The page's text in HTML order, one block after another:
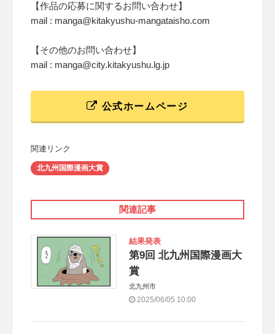
【作品の応募に関するお問い合わせ】
mail : manga@kitakyushu-mangataisho.com
【その他のお問い合わせ】
mail : manga@city.kitakyushu.lg.jp
公式ホームページ
関連リンク
北九州国際漫画大賞
関連記事
結果発表
第9回 北九州国際漫画大
賞
北九州市
2025/06/05 10:00